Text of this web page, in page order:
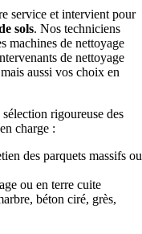
service et intervient pour
sols. Nos techniciens
machines de nettoyage
de nettoyage
aussi vos choix en
rigoureuse des
charge :
des parquets massifs ou
ou en terre cuite
béton ciré, grès,